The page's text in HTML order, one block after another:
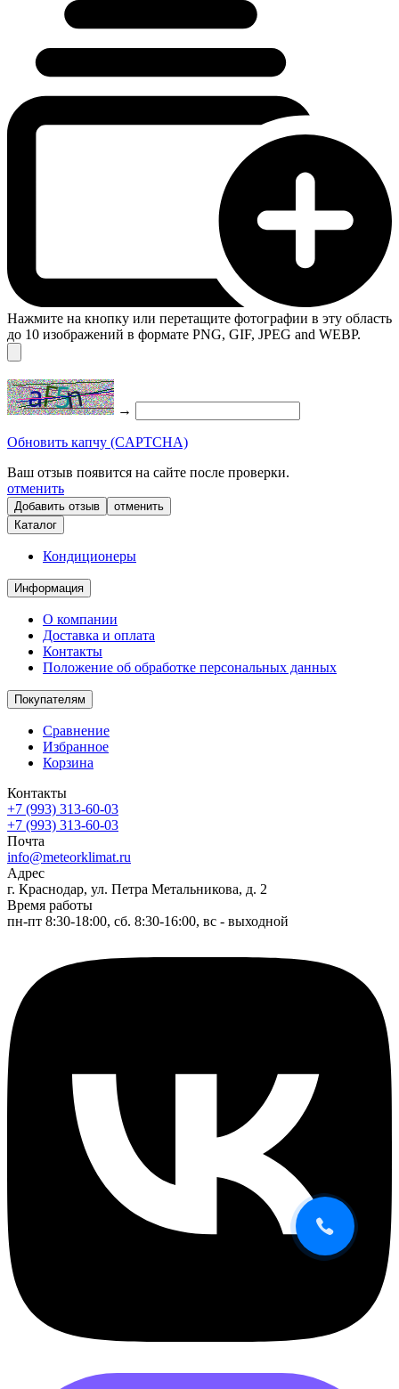
Нажмите на кнопку или перетащите фотографии в эту область
до 10 изображений в формате PNG, GIF, JPEG and WEBP.
→
Обновить капчу (CAPTCHA)
Ваш отзыв появится на сайте после проверки.
отменить
отменить
Каталог
Кондиционеры
Информация
О компании
Доставка и оплата
Контакты
Положение об обработке персональных данных
Покупателям
Сравнение
Избранное
Корзина
Контакты
+7 (993) 313-60-03
+7 (993) 313-60-03
Почта
info@meteorklimat.ru
Адрес
г. Краснодар, ул. Петра Метальникова, д. 2
Время работы
пн-пт 8:30-18:00, сб. 8:30-16:00, вс - выходной